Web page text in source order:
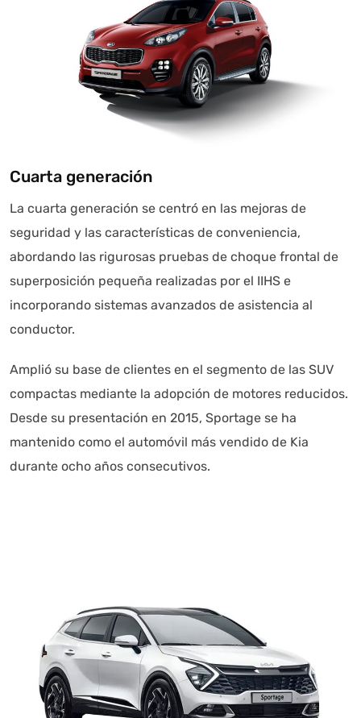
Cuarta generación
La cuarta generación se centró en las mejoras de
seguridad y las características de conveniencia,
abordando las rigurosas pruebas de choque frontal de
superposición pequeña realizadas por el IIHS e
incorporando sistemas avanzados de asistencia al
conductor.
Amplió su base de clientes en el segmento de las SUV
compactas mediante la adopción de motores reducidos.
Desde su presentación en 2015, Sportage se ha
mantenido como el automóvil más vendido de Kia
durante ocho años consecutivos.